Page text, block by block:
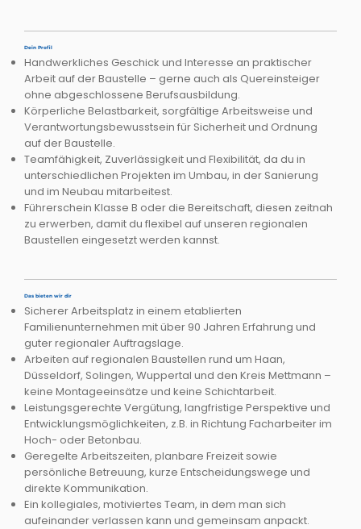
Dein Profil
Handwerkliches Geschick und Interesse an praktischer
Arbeit auf der Baustelle – gerne auch als Quereinsteiger
ohne abgeschlossene Berufsausbildung.​
Körperliche Belastbarkeit, sorgfältige Arbeitsweise und
Verantwortungsbewusstsein für Sicherheit und Ordnung
auf der Baustelle.​
Teamfähigkeit, Zuverlässigkeit und Flexibilität, da du in
unterschiedlichen Projekten im Umbau, in der Sanierung
und im Neubau mitarbeitest.​
Führerschein Klasse B oder die Bereitschaft, diesen zeitnah
zu erwerben, damit du flexibel auf unseren regionalen
Baustellen eingesetzt werden kannst.​
Das bieten wir dir
Sicherer Arbeitsplatz in einem etablierten
Familienunternehmen mit über 90 Jahren Erfahrung und
guter regionaler Auftragslage.​
Arbeiten auf regionalen Baustellen rund um Haan,
Düsseldorf, Solingen, Wuppertal und den Kreis Mettmann –
keine Montageeinsätze und keine Schichtarbeit.​
Leistungsgerechte Vergütung, langfristige Perspektive und
Entwicklungsmöglichkeiten, z.B. in Richtung Facharbeiter im
Hoch- oder Betonbau.​
Geregelte Arbeitszeiten, planbare Freizeit sowie
persönliche Betreuung, kurze Entscheidungswege und
direkte Kommunikation.​
Ein kollegiales, motiviertes Team, in dem man sich
aufeinander verlassen kann und gemeinsam anpackt.​